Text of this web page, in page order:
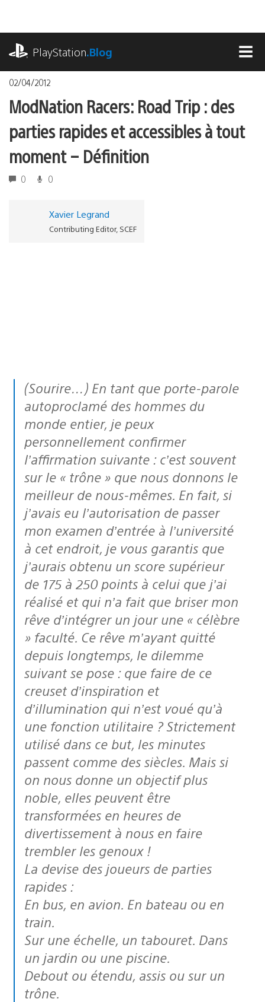
contenu
PlayStation.Blog
02/04/2012
ModNation Racers: Road Trip : des
parties rapides et accessibles à tout
moment – Définition
0 0
Xavier Legrand
Contributing Editor, SCEF
(Sourire…) En tant que porte-parole
autoproclamé des hommes du
monde entier, je peux
personnellement confirmer
l’affirmation suivante : c’est souvent
sur le « trône » que nous donnons le
meilleur de nous-mêmes. En fait, si
j’avais eu l’autorisation de passer
mon examen d’entrée à l’université
à cet endroit, je vous garantis que
j’aurais obtenu un score supérieur
de 175 à 250 points à celui que j’ai
réalisé et qui n’a fait que briser mon
rêve d’intégrer un jour une « célèbre
» faculté. Ce rêve m’ayant quitté
depuis longtemps, le dilemme
suivant se pose : que faire de ce
creuset d’inspiration et
d’illumination qui n’est voué qu’à
une fonction utilitaire ? Strictement
utilisé dans ce but, les minutes
passent comme des siècles. Mais si
on nous donne un objectif plus
noble, elles peuvent être
transformées en heures de
divertissement à nous en faire
trembler les genoux !
La devise des joueurs de parties
rapides :
En bus, en avion. En bateau ou en
train.
Sur une échelle, un tabouret. Dans
un jardin ou une piscine.
Debout ou étendu, assis ou sur un
trône.